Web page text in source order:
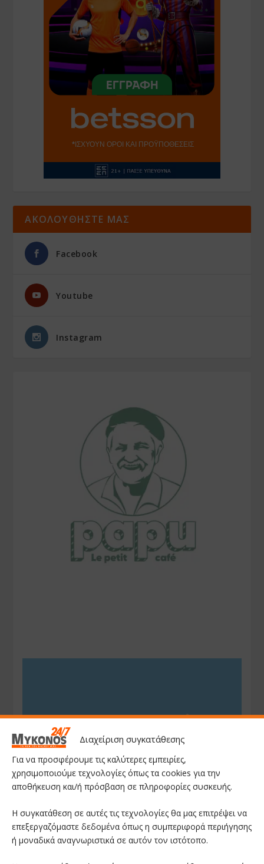
Διαχείριση συγκατάθεσης
Για να προσφέρουμε τις καλύτερες εμπειρίες,
χρησιμοποιούμε τεχνολογίες όπως τα cookies για την
αποθήκευση και/ή πρόσβαση σε πληροφορίες συσκευής.
Η συγκατάθεση σε αυτές τις τεχνολογίες θα μας επιτρέψει να
επεξεργαζόμαστε δεδομένα όπως η συμπεριφορά περιήγησης
ή μοναδικά αναγνωριστικά σε αυτόν τον ιστότοπο.
ΑΚΟΛΟΥΘΗΣΤΕ ΜΑΣ
Facebook
Youtube
Instagram